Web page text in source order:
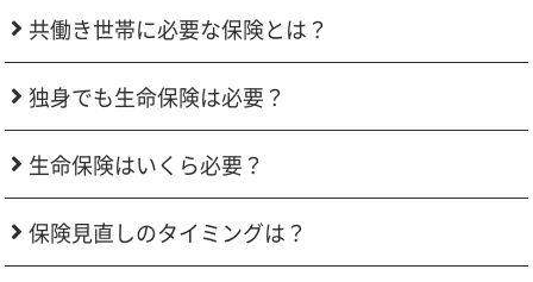
共働き世帯に必要な保険とは？
独身でも生命保険は必要？
生命保険はいくら必要？
保険見直しのタイミングは？